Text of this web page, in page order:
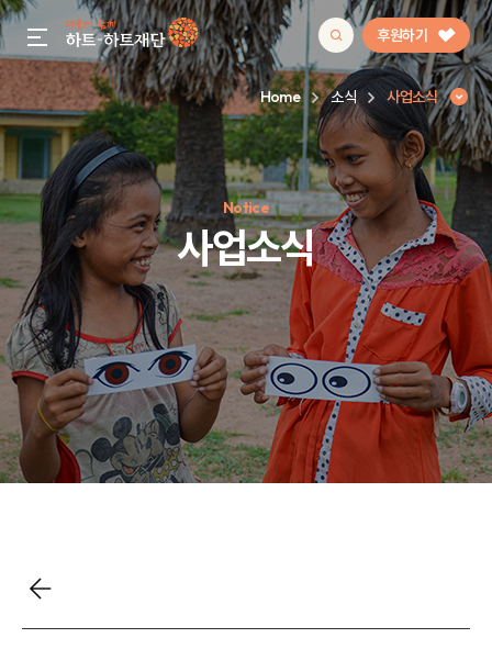
gnb menu open 후원하기
인기 키워드
#정기후원#하트플레이스#캠페인#팬덤후원
Home 소식 사업소식
Notice
사업소식
사업소식